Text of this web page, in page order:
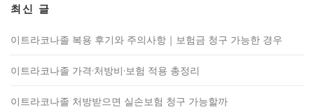
최신 글
이트라코나졸 복용 후기와 주의사항｜보험금 청구 가능한 경우
이트라코나졸 가격·처방비·보험 적용 총정리
이트라코나졸 처방받으면 실손보험 청구 가능할까